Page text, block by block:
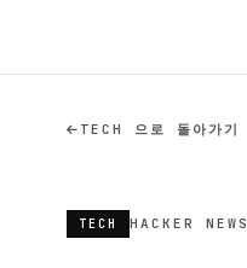
TECH 으로 돌아가기
TECH HACKER NEWS